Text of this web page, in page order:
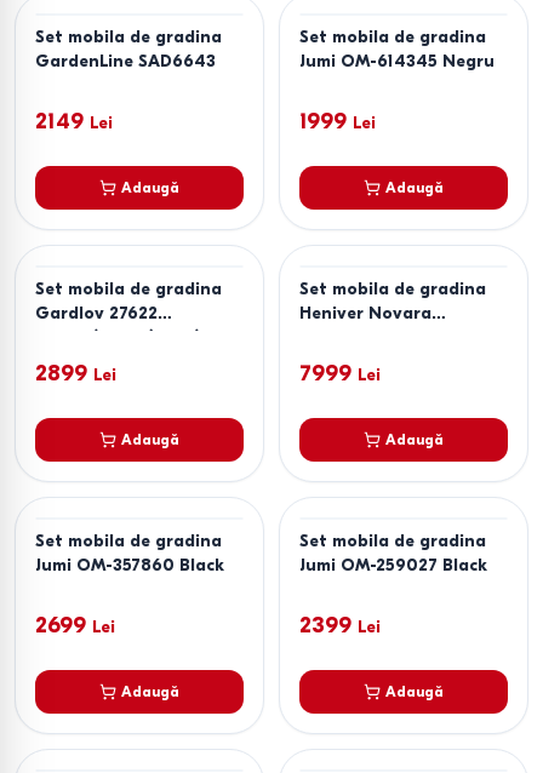
Set mobila de gradina
GardenLine SAD6643
2149 Lei
Adaugă
Set mobila de gradina
Jumi OM-614345 Negru
1999 Lei
Adaugă
Set mobila de gradina
Gardlov 27622
Negru/Lemn (Maro)
2899 Lei
Adaugă
Set mobila de gradina
Heniver Novara
7999 Lei
Adaugă
Set mobila de gradina
Jumi OM-357860 Black
2699 Lei
Adaugă
Set mobila de gradina
Jumi OM-259027 Black
2399 Lei
Adaugă